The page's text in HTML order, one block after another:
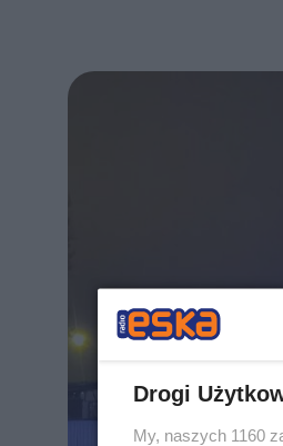
Drogi
My, naszych 1160